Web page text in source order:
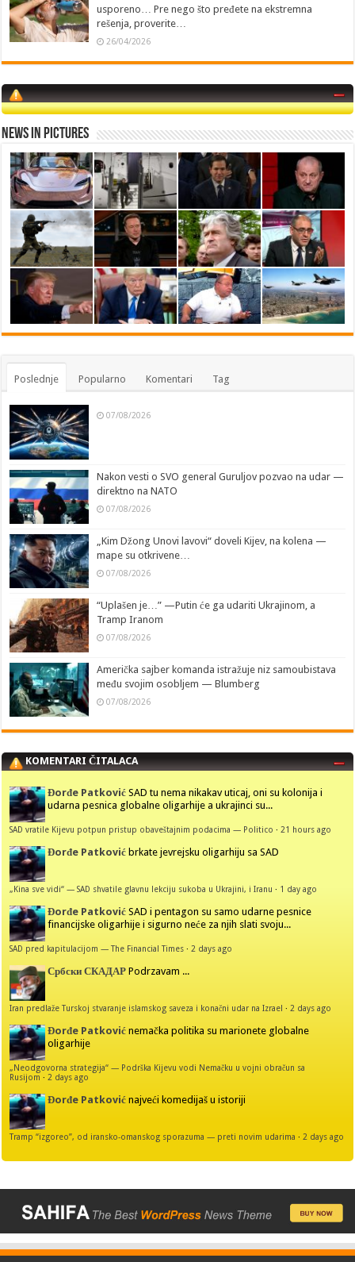
usporeno… Pre nego što pređete na ekstremna
rešenja, proverite…
26/04/2026
News in Pictures
Poslednje Popularno Komentari Tag
07/08/2026
Nakon vesti o SVO general Guruljov pozvao na udar —
direktno na NATO
07/08/2026
„Kim Džong Unovi lavovi“ doveli Kijev, na kolena —
mape su otkrivene…
07/08/2026
“Uplašen je…” —Putin će ga udariti Ukrajinom, a
Tramp Iranom
07/08/2026
Američka sajber komanda istražuje niz samoubistava
među svojim osobljem — Blumberg
07/08/2026
KOMENTARI ČITALACA
Đorđe Patković SAD tu nema nikakav uticaj, oni su kolonija i
udarna pesnica globalne oligarhije a ukrajinci su...
SAD vratile Kijevu potpun pristup obaveštajnim podacima — Politico · 21 hours ago
Đorđe Patković brkate jevrejsku oligarhiju sa SAD
„Kina sve vidi“ — SAD shvatile glavnu lekciju sukoba u Ukrajini, i Iranu · 1 day ago
Đorđe Patković SAD i pentagon su samo udarne pesnice
financijske oligarhije i sigurno neće za njih slati svoju...
SAD pred kapitulacijom — The Financial Times · 2 days ago
Србски СКАДАР Podrzavam ...
Iran predlaže Turskoj stvaranje islamskog saveza i konačni udar na Izrael · 2 days ago
Đorđe Patković nemačka politika su marionete globalne
oligarhije
„Neodgovorna strategija“ — Podrška Kijevu vodi Nemačku u vojni obračun sa
Rusijom · 2 days ago
Đorđe Patković najveći komedijaš u istoriji
Tramp “izgoreo”, od iransko-omanskog sporazuma — preti novim udarima · 2 days ago